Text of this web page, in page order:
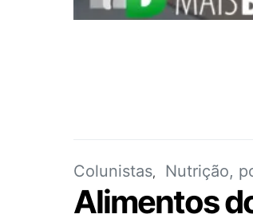
Colunistas Nutrição,
Alimentos